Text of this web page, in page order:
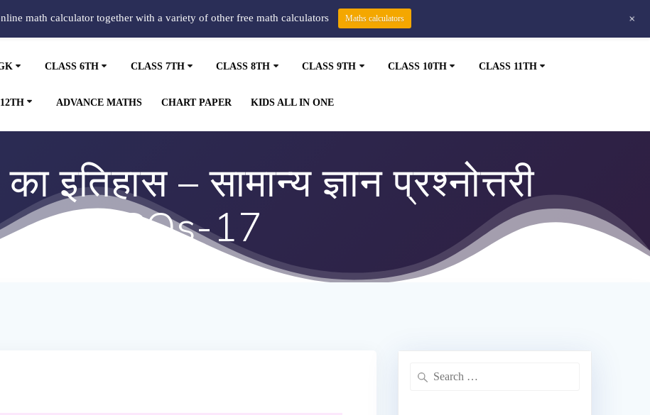
CLASS 6TH CLASS 7TH CLASS 8TH CLASS 9TH CLASS 10TH CLASS 11TH
ADVANCE MATHS CHART PAPER KIDS ALL IN ONE
इतिहास – सामान्य ज्ञान प्रश्नोत्तरी
MCQs-17
math calculator together with a variety of other free math calculators Maths calculators +